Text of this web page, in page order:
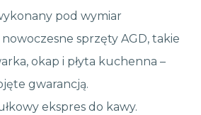
pod wymiar
sprzęty AGD, takie
okap i płyta kuchenna –
gwarancją.
ekspres do kawy.